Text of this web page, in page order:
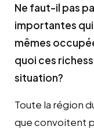
Ne faut-il pas
importantes
mêmes
quoi ces
situation?
Toute la région
que convoitent